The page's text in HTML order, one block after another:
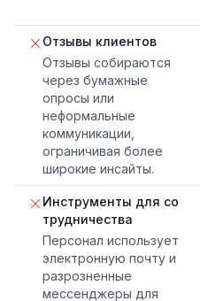
Отзывы клиентов
Отзывы собираются
через бумажные
опросы или
неформальные
коммуникации,
ограничивая более
широкие инсайты.
Инструменты для со
трудничества
Персонал использует
электронную почту и
разрозненные
мессенджеры для